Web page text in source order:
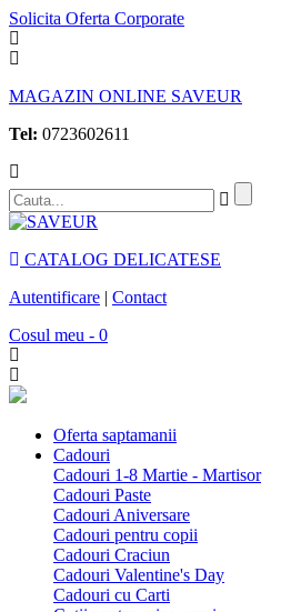
Solicita Oferta Corporate
MAGAZIN ONLINE SAVEUR
Tel: 0723602611
CATALOG DELICATESE
Autentificare | Contact
Cosul meu - 0
Oferta saptamanii
Cadouri
Cadouri 1-8 Martie - Martisor
Cadouri Paste
Cadouri Aniversare
Cadouri pentru copii
Cadouri Craciun
Cadouri Valentine's Day
Cadouri cu Carti